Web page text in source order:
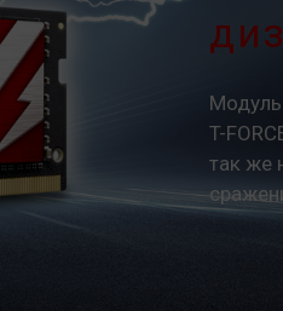
T-
так же